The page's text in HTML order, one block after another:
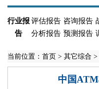
行业报
告
评估报告 咨询报告
分析报告 预测报告
当前位置： 首页 > 其它综合 >
中国